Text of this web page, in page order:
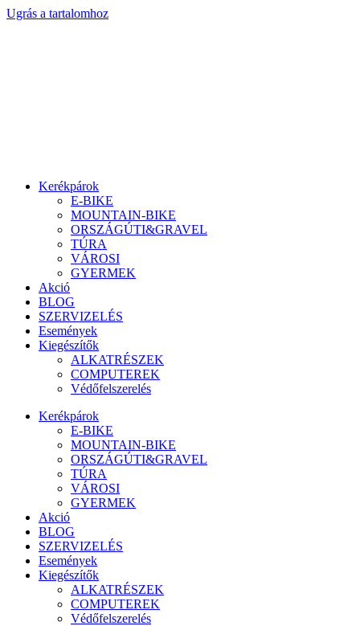
Ugrás a tartalomhoz
Kerékpárok
E-BIKE
MOUNTAIN-BIKE
ORSZÁGÚTI&GRAVEL
TÚRA
VÁROSI
GYERMEK
Akció
BLOG
SZERVIZELÉS
Események
Kiegészítők
ALKATRÉSZEK
COMPUTEREK
Védőfelszerelés
Kerékpárok
E-BIKE
MOUNTAIN-BIKE
ORSZÁGÚTI&GRAVEL
TÚRA
VÁROSI
GYERMEK
Akció
BLOG
SZERVIZELÉS
Események
Kiegészítők
ALKATRÉSZEK
COMPUTEREK
Védőfelszerelés